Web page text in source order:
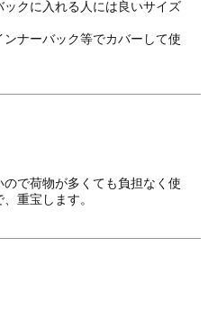
クに入れる人には良いサイズ
ナーバック等でカバーして使
で荷物が多くても負担なく使
重宝します。